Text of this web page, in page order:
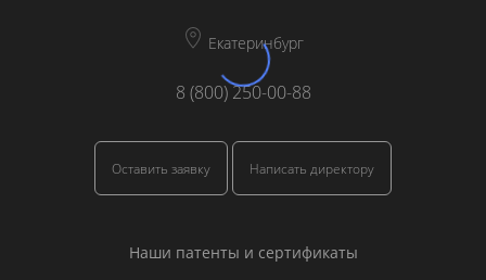
Екатеринбург
8 (800) 250-00-88
Оставить заявку Написать директору
Наши патенты и сертификаты